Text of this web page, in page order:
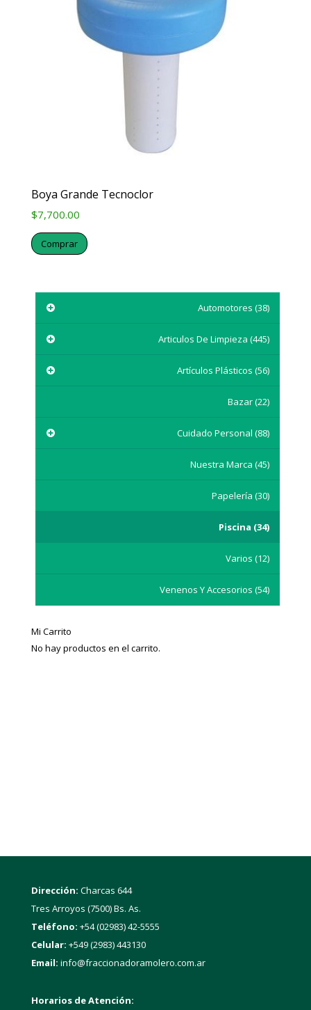
Boya Grande Tecnoclor
$7,700.00
Comprar
Automotores(38)
Articulos De Limpieza(445)
Artículos Plásticos(56)
Bazar(22)
Cuidado Personal(88)
Nuestra Marca(45)
Papelería(30)
Piscina (34)
Varios(12)
Venenos Y Accesorios(54)
Mi Carrito
No hay productos en el carrito.
Dirección: Charcas 644
Tres Arroyos (7500) Bs. As.
Teléfono: +54 (02983) 42-5555
Celular: +549 (2983) 443130
Email: info@fraccionadoramolero.com.ar
Horarios de Atención: